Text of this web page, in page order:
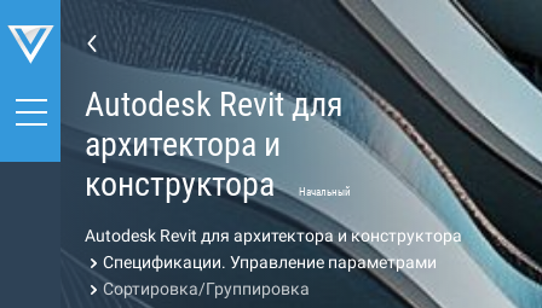
Autodesk Revit для
архитектора и
конструктора
Начальный
Autodesk Revit для архитектора и конструктора
Спецификации. Управление параметрами
Сортировка/Группировка